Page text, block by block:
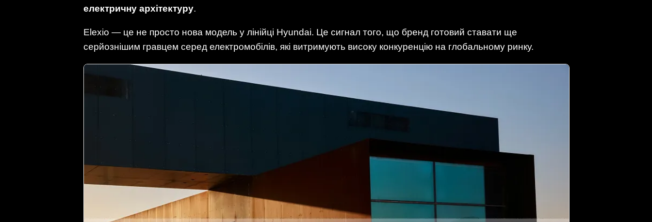
електричну архітектуру.
Elexio — це не просто нова модель у лінійці Hyundai. Це сигнал того, що бренд готовий ставати ще
серйознішим гравцем серед електромобілів, які витримують високу конкуренцію на глобальному ринку.